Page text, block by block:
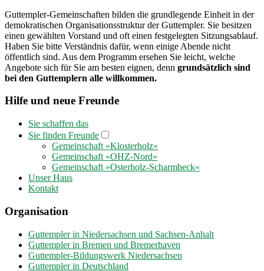
Guttempler-Gemeinschaften bilden die grundlegende Einheit in der
demokratischen Organisationsstruktur der Guttempler. Sie besitzen
einen gewählten Vorstand und oft einen festgelegten Sitzungsablauf.
Haben Sie bitte Verständnis dafür, wenn einige Abende nicht
öffentlich sind. Aus dem Programm ersehen Sie leicht, welche
Angebote sich für Sie am besten eignen, denn grundsätzlich sind
bei den Guttemplern alle willkommen.
Hilfe und neue Freunde
Sie schaffen das
Sie finden Freunde
Gemeinschaft »Klosterholz«
Gemeinschaft »OHZ-Nord«
Gemeinschaft »Osterholz-Scharmbeck«
Unser Haus
Kontakt
Organisation
Guttempler in Niedersachsen und Sachsen-Anhalt
Guttempler in Bremen und Bremerhaven
Guttempler-Bildungswerk Niedersachsen
Guttempler in Deutschland